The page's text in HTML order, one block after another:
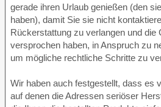
gerade ihren Urlaub genießen (den
haben), damit Sie sie nicht
Rückerstattung zu verlangen und die
versprochen haben, in Anspruch zu
um mögliche rechtliche Schritte zu
Wir haben auch festgestellt, dass es
auf denen die Adressen seriöser